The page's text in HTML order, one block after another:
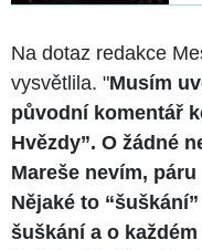
Na dotaz redakce
vysvětlila. "Musím
původní komentář
Hvězdy”. O žádné
Mareše nevím,
Nějaké to
šuškání a o